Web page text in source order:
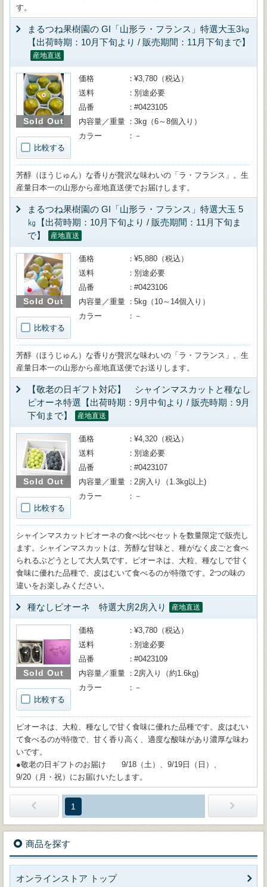
す。
まるつね果樹園の GI「山形ラ・フランス」特選大玉3㎏
【出荷時期：10月下旬より / 販売期間：11月下旬まで】
産地直送
Sold Out
比較する
価格
¥3,780（税込）
送料
別途必要
品番
#0423105
内容量／重量
3kg（6～8個入り）
カラー
－
芳醇（ほうじゅん）な香りが贅沢な味わいの「ラ・フランス」。生
産量日本一の山形から産地直送便でお届けします。
まるつね果樹園の GI「山形ラ・フランス」特選大玉 5
㎏【出荷時期：10月下旬より / 販売期間：11月下旬ま
で】
産地直送
Sold Out
比較する
価格
¥5,880（税込）
送料
別途必要
品番
#0423106
内容量／重量
5kg（10～14個入り）
カラー
－
芳醇（ほうじゅん）な香りが贅沢な味わいの「ラ・フランス」。生
産量日本一の山形から産地直送便でお送りします。
【敬老の日ギフト対応】 シャインマスカットと種なし
ピオーネ特選【出荷時期：9月中旬より / 販売時期：9月
下旬まで】
産地直送
Sold Out
比較する
価格
¥4,320（税込）
送料
別途必要
品番
#0423107
内容量／重量
2房入り（1.3kg以上)
カラー
－
シャインマスカットピオーネの食べ比べセットを数量限定で販売し
ます。シャインマスカットは、芳醇な甘味と、種がなく皮ごと食べ
られるぶどうとして大人気です。ピオーネは、大粒、種なしで甘く
食味に優れた品種で、皮はむいて食べるのが特徴です。2つの味の
違いをお楽しみください。
種なしピオーネ 特選大房2房入り 産地直送
Sold Out
比較する
価格
¥3,780（税込）
送料
別途必要
品番
#0423109
内容量／重量
2房入り（約1.6kg)
カラー
－
ピオーネは、大粒、種なしで甘く食味に優れた品種です。皮はむい
て食べるのが特徴で、甘く香り高く、適度な酸味があり濃厚な味わ
いです。
●敬老の日ギフトのお届け 9/18（土）、9/19日（日）、
9/20（月・祝）にお届けいたします。
1
商品を探す
オンラインストア トップ